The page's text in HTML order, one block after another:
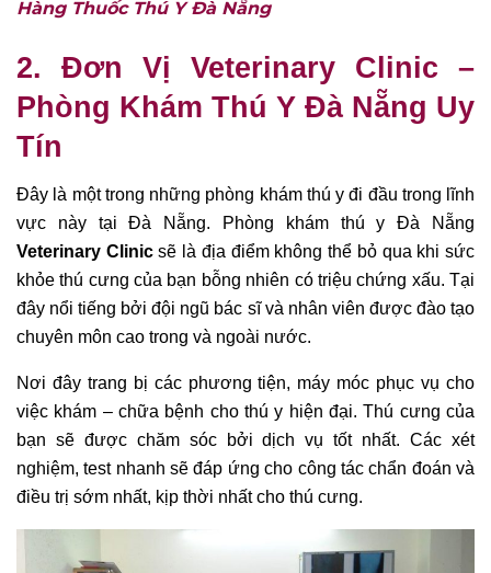
Hàng Thuốc Thú Y Đà Nẵng
2. Đơn Vị Veterinary Clinic –
Phòng Khám Thú Y Đà Nẵng Uy
Tín
Đây là một trong những phòng khám thú y đi đầu trong lĩnh
vực này tại Đà Nẵng. Phòng khám thú y Đà Nẵng
Veterinary Clinicsẽ là địa điểm không thể bỏ qua khi sức
khỏe thú cưng của bạn bỗng nhiên có triệu chứng xấu. Tại
đây nổi tiếng bởi đội ngũ bác sĩ và nhân viên được đào tạo
chuyên môn cao trong và ngoài nước.
Nơi đây trang bị các phương tiện, máy móc phục vụ cho
việc khám – chữa bệnh cho thú y hiện đại. Thú cưng của
bạn sẽ được chăm sóc bởi dịch vụ tốt nhất. Các xét
nghiệm, test nhanh sẽ đáp ứng cho công tác chẩn đoán và
điều trị sớm nhất, kịp thời nhất cho thú cưng.